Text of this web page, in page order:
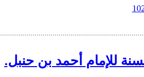
للإمام أحمد بن حنبل.